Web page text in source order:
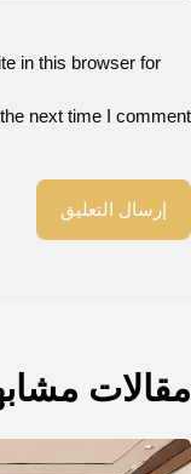
in this browser for
the next time I comment.
إرسال التعليق
مقالات